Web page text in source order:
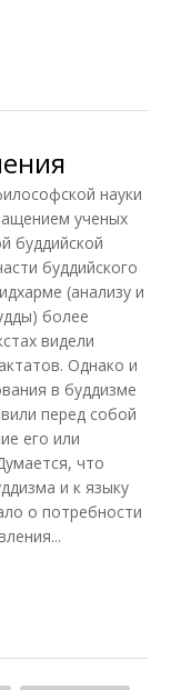
науки
ученых
буддийской
буддийского
(анализу и
более
видели
Однако и
в буддизме
перед собой
его или
что
и к языку
о потребности